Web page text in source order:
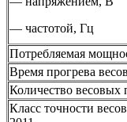
— частотой, Гц
Потребляемая
Время прогрева
Количество весовых
Класс точности